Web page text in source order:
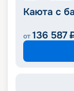
Каюта с
от 136 587